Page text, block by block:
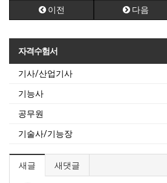
이전 다음
자격수험서
기사/산업기사
기능사
공무원
기술사/기능장
새글 새댓글